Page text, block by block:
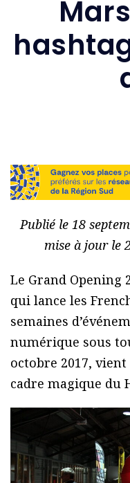
Publié le 18
mise à jour le
Le Grand Opening
qui lance les
semaines
numérique sous
octobre 2017,
cadre magique du